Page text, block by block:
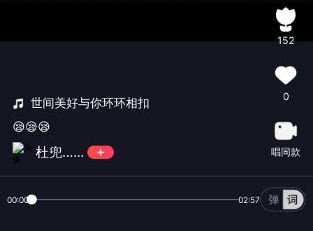
世间美好与你环环相扣
😪😪😪
杜兜…...
152
0
唱同款
00:00 02:57